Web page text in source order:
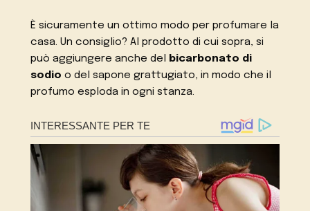
È sicuramente un ottimo modo per profumare la
casa. Un consiglio? Al prodotto di cui sopra, si
può aggiungere anche del bicarbonato di
sodio o del sapone grattugiato, in modo che il
profumo esploda in ogni stanza.